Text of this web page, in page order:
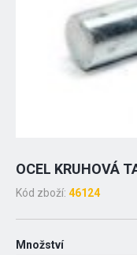
OCEL KRUHOVÁ
Kód zboží: 46124
Množství